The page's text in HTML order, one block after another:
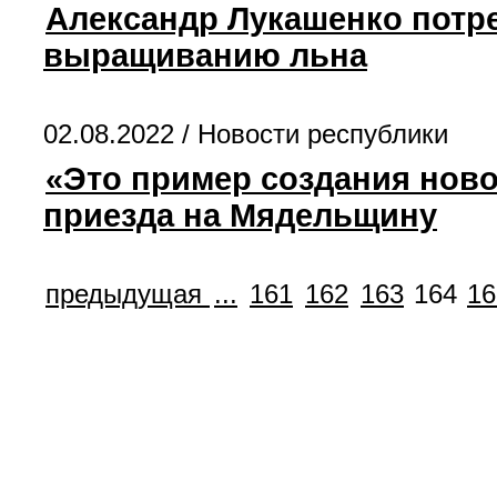
Александр Лукашенко
выращиванию льна
02.08.2022 / Новости республики
«Это пример создания
приезда на Мядельщину
предыдущая ... 161 162 163 164